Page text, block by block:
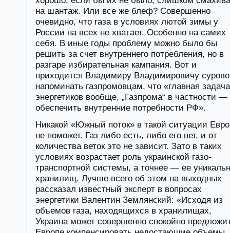
на шантаж. Или все же блеф? Совершенно
очевидно, что газа в условиях лютой зимы у
России на всех не хватает. Особенно на самих
себя. В иные годы проблему можно было бы
решить за счет внутреннего потребления, но в
разгаре избирательная кампания. Вот и
приходится Владимиру Владимировичу сурово
напоминать газпромовцам, что «главная задача
энергетиков вообще, „Газпрома“ в частности —
обеспечить внутренние потребности РФ».
Никакой «Южный поток» в такой ситуации
не поможет. Газ либо есть, либо его нет, и от
количества веток это не зависит. Зато в таких
условиях возрастает роль украинской газо-
транспортной системы, а точнее — ее
хранилищ. Лучше всего об этом на выходных
рассказал известный эксперт в вопросах
энергетики Валентин Землянский: «Исходя из
объемов газа, находящихся в хранилищах,
Украина может совершенно спокойно